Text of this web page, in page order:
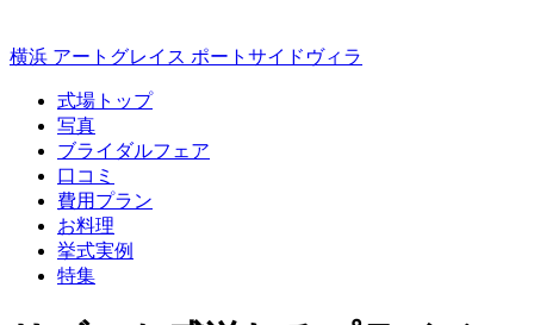
横浜 アートグレイス ポートサイドヴィラ
式場トップ
写真
ブライダルフェア
口コミ
費用プラン
お料理
挙式実例
特集